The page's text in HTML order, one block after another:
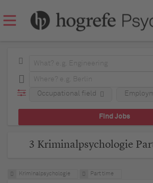
Occupational field
3 Kriminalpsychologie
Kriminalpsychologie Part time